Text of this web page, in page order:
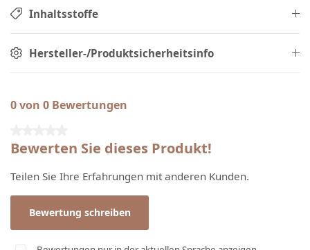
Inhaltsstoffe
Hersteller-/Produktsicherheitsinfo
0 von 0 Bewertungen
Bewerten Sie dieses Produkt!
Teilen Sie Ihre Erfahrungen mit anderen Kunden.
Bewertung schreiben